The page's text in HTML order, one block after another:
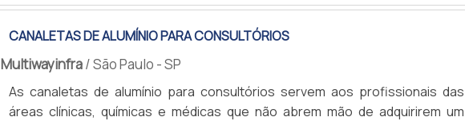
fim, a canaleta da Série 90 se caracteriza por ser blindada e ai.
CANALETAS DE ALUMÍNIO PARA CONSULTÓRIOS
Multiwayinfra/ São Paulo - SP
As canaletas de alumínio para consultórios servem aos profissionais das
áreas clínicas, químicas e médicas que não abrem mão de adquirirem um